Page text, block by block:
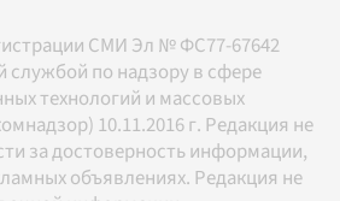
СМИ Эл № ФС77-67642
службой по надзору в сфере
технологий и массовых
10.11.2016 г. Редакция не
за достоверность информации,
объявлениях. Редакция не